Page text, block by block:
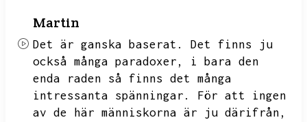
Martin
Det är ganska baserat.
Det finns ju
också många paradoxer,
i bara den
enda raden så finns det många
intressanta spänningar.
För att ingen
av de här människorna är ju därifrån,